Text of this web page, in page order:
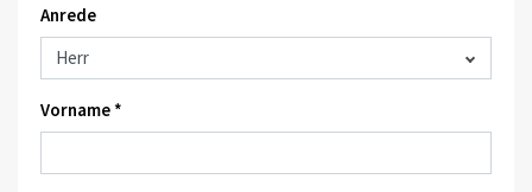
Anrede
Vorname *